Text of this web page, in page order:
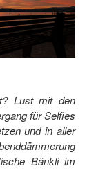
Lust mit den
für Selfies
und in aller
Bänkli im